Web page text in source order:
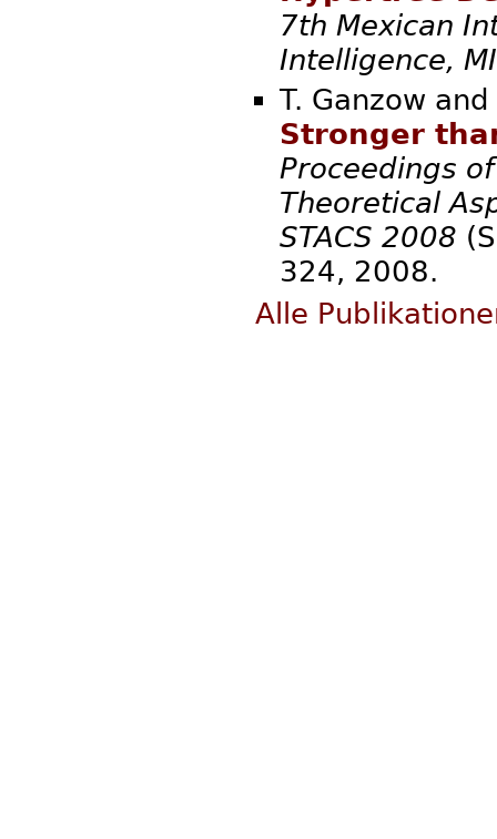
7th Mexican
Intelligence,
T. Ganzow
Stronger
Proceedings
Theoretical
STACS 2008
324, 2008.
Alle